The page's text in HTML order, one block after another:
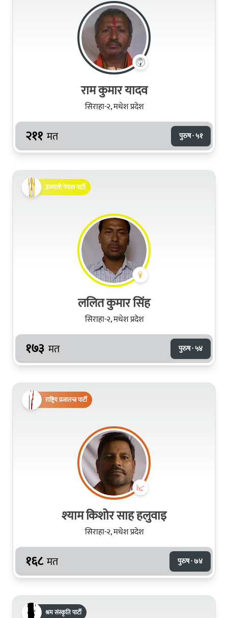
राम कुमार यादव
सिराहा-२, मधेश प्रदेश
२११ मत पुरुष · ५१
उज्यालो नेपाल पार्टी
ललित कुमार सिंह
सिराहा-२, मधेश प्रदेश
१७३ मत पुरुष · ५४
राष्ट्रिय प्रजातन्त्र पार्टी
श्‍याम किशो‍र साह हलुवाइ
सिराहा-२, मधेश प्रदेश
१६८ मत पुरुष · ७४
श्रम संस्कृति पार्टी